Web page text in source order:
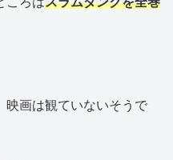
映画は観ていないそうで